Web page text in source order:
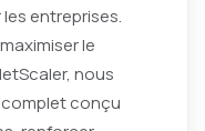
entreprises.
le
nous
conçu